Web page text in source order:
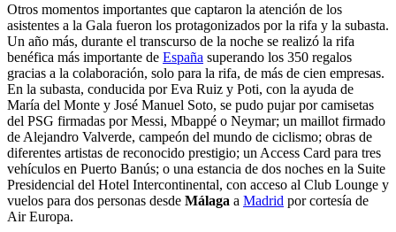
Otros momentos importantes que captaron la atención de los
asistentes a la Gala fueron los protagonizados por la rifa y la subasta.
Un año más, durante el transcurso de la noche se realizó la rifa
benéfica más importante de España superando los 350 regalos
gracias a la colaboración, solo para la rifa, de más de cien empresas.
En la subasta, conducida por Eva Ruiz y Poti, con la ayuda de
María del Monte y José Manuel Soto, se pudo pujar por camisetas
del PSG firmadas por Messi, Mbappé o Neymar; un maillot firmado
de Alejandro Valverde, campeón del mundo de ciclismo; obras de
diferentes artistas de reconocido prestigio; un Access Card para tres
vehículos en Puerto Banús; o una estancia de dos noches en la Suite
Presidencial del Hotel Intercontinental, con acceso al Club Lounge y
vuelos para dos personas desde Málaga a Madrid por cortesía de
Air Europa.